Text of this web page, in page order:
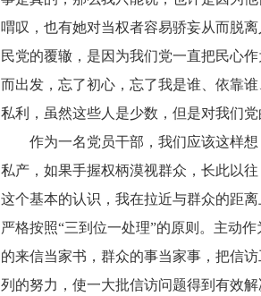
喟叹，也有她对当权者容易骄妄从而脱
民党的覆辙，是因为我们党一直把民心
而出发，忘了初心，忘了我是谁、依靠
私利，虽然这些人是少数，但是对我们党
作为一名党员干部，我们应该这样
私产，如果手握权柄漠视群众，长此以
这个基本的认识，我在拉近与群众的距
严格按照“三到位一处理”的原则。主动
的来信当家书，群众的事当家事，把信
列的努力，使一大批信访问题得到有效